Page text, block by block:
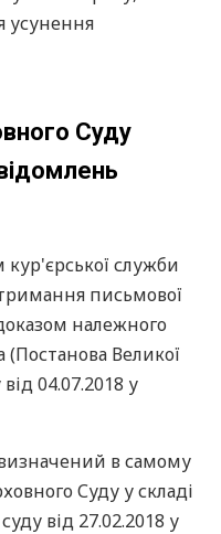
усунення
Суду
служби
письмової
належного
Великої
04.07.2018 у
в самому
Суду у складі
від 27.02.2018 у